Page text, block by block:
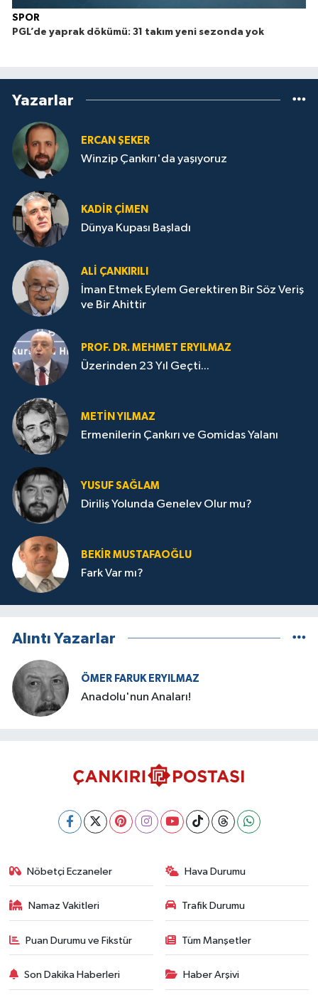
SPOR
PGL’de yaprak dökümü: 31 takım yeni sezonda yok
Yazarlar
ERCAN ŞEKER
Winzip Çankırı'da yaşıyoruz
KADIR ÇIMEN
Dünya Kupası Başladı
ALI ÇANKIRILI
İman Etmek Eylem Gerektiren Bir Söz Veriş
ve Bir Ahittir
PROF. DR. MEHMET ERYILMAZ
Üzerinden 23 Yıl Geçti...
METIN YILMAZ
Ermenilerin Çankırı ve Gomidas Yalanı
YUSUF SAĞLAM
Diriliş Yolunda Genelev Olur mu?
BEKIR MUSTAFAOĞLU
Fark Var mı?
Alıntı Yazarlar
ÖMER FARUK ERYILMAZ
Anadolu'nun Anaları!
Nöbetçi Eczaneler Hava Durumu
Namaz Vakitleri Trafik Durumu
Puan Durumu ve Fikstür Tüm Manşetler
Son Dakika Haberleri Haber Arşivi